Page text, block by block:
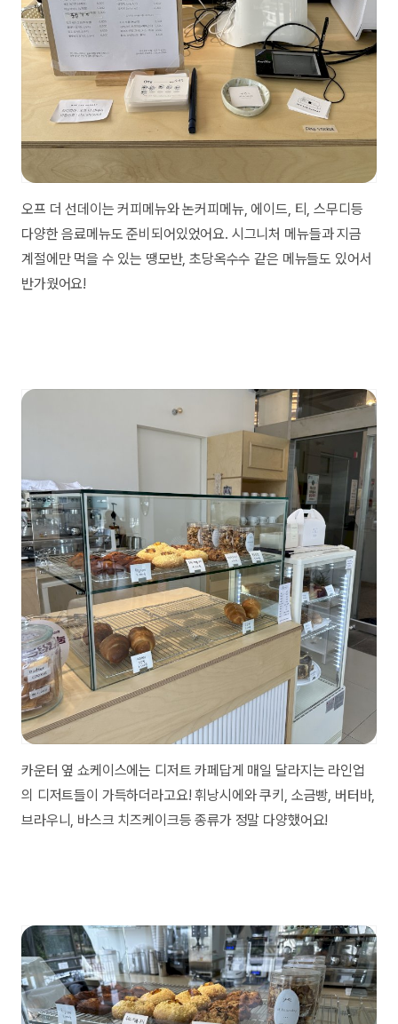
오프 더 선데이는 커피메뉴와 논커피메뉴, 에이드, 티, 스무디등
다양한 음료메뉴도 준비되어있었어요. 시그니처 메뉴들과 지금
계절에만 먹을 수 있는 땡모반, 초당옥수수 같은 메뉴들도 있어서
반가웠어요!
카운터 옆 쇼케이스에는 디저트 카페답게 매일 달라지는 라인업
의 디저트들이 가득하더라고요! 휘낭시에와 쿠키, 소금빵, 버터바,
브라우니, 바스크 치즈케이크등 종류가 정말 다양했어요!